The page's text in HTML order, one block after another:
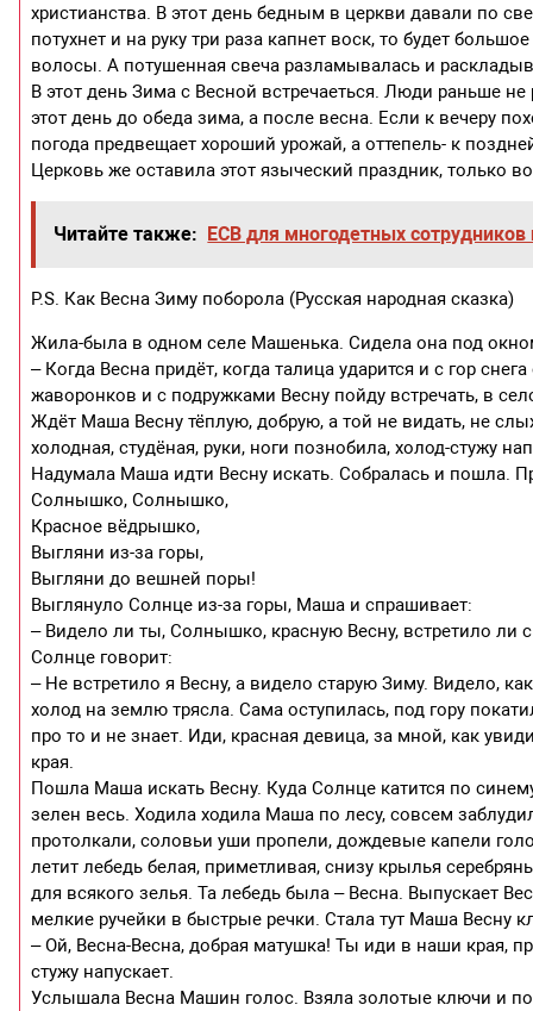
христианства. В этот день бедным в церкви давали по
потухнет и на руку три раза капнет воск, то будет
волосы. А потушенная свеча разламывалась и
В этот день Зима с Весной встречаеться. Люди раньше
этот день до обеда зима, а после весна. Если к вечеру
погода предвещает хороший урожай, а оттепель- к
Церковь же оставила этот языческий праздник, только
Читайте также: ЕСВ для многодетных сотрудников
P.S. Как Весна Зиму поборола (Русская народная сказка)
Жила-была в одном селе Машенька. Сидела она под
– Когда Весна придёт, когда талица ударится и с гор
жаворонков и с подружками Весну пойду встречать, в
Ждёт Маша Весну тёплую, добрую, а той не видать, не
холодная, студёная, руки, ноги познобила, холод-стужу
Надумала Маша идти Весну искать. Собралась и пошла.
Солнышко, Солнышко,
Красное вёдрышко,
Выгляни из-за горы,
Выгляни до вешней поры!
Выглянуло Солнце из-за горы, Маша и спрашивает:
– Видело ли ты, Солнышко, красную Весну, встретило ли
Солнце говорит:
– Не встретило я Весну, а видело старую Зиму. Видело,
холод на землю трясла. Сама оступилась, под гору
про то и не знает. Иди, красная девица, за мной, как
края.
Пошла Маша искать Весну. Куда Солнце катится по
зелен весь. Ходила ходила Маша по лесу, совсем
протолкали, соловьи уши пропели, дождевые капели
летит лебедь белая, приметливая, снизу крылья
для всякого зелья. Та лебедь была – Весна. Выпускает
мелкие ручейки в быстрые речки. Стала тут Маша Весну
– Ой, Весна-Весна, добрая матушка! Ты иди в наши края,
стужу напускает.
Услышала Весна Машин голос. Взяла золотые ключи и